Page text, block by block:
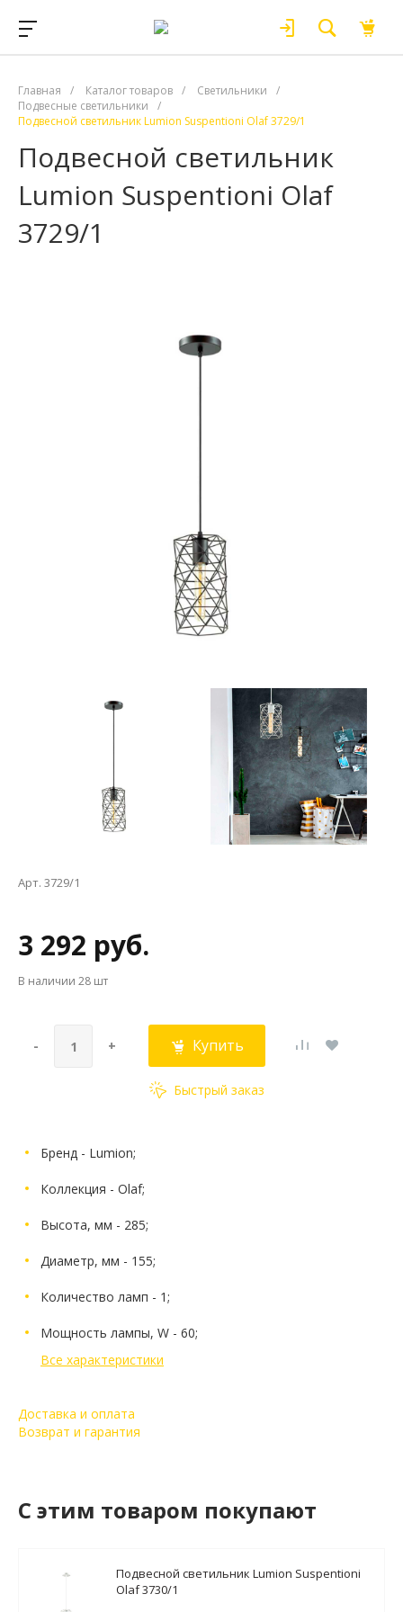
Главная / Каталог товаров / Светильники
/
Подвесные светильники
/
Подвесной светильник Lumion Suspentioni Olaf 3729/1
Подвесной светильник
Lumion Suspentioni Olaf
3729/1
Арт. 3729/1
3 292 руб.
В наличии 28 шт
- + Купить
Быстрый заказ
Бренд - Lumion;
Коллекция - Olaf;
Высота, мм - 285;
Диаметр, мм - 155;
Количество ламп - 1;
Мощность лампы, W - 60;
Все характеристики
Доставка и оплата
Возврат и гарантия
C этим товаром покупают
Подвесной светильник Lumion Suspentioni
Olaf 3730/1